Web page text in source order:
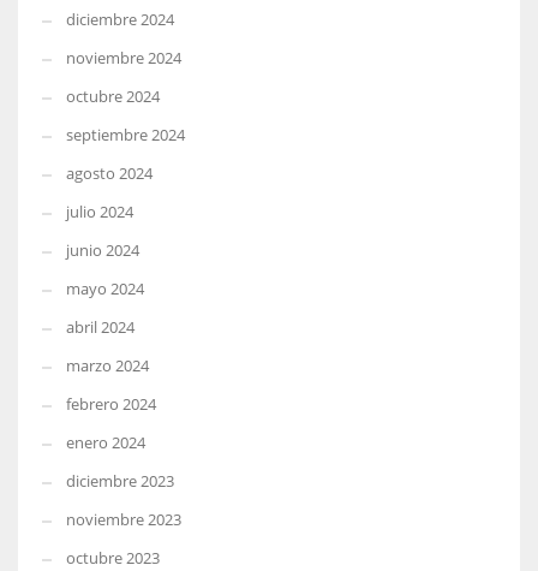
diciembre 2024
noviembre 2024
octubre 2024
septiembre 2024
agosto 2024
julio 2024
junio 2024
mayo 2024
abril 2024
marzo 2024
febrero 2024
enero 2024
diciembre 2023
noviembre 2023
octubre 2023